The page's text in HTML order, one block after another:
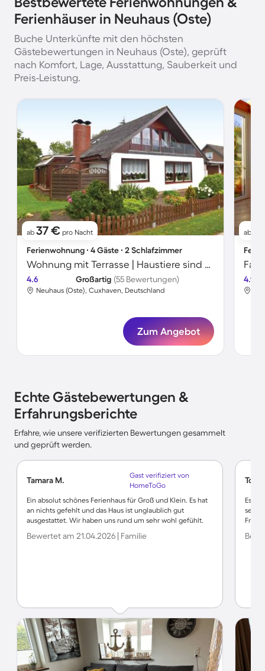
Ferienhäuser in Neuhaus (Oste)
Buche Unterkünfte mit den höchsten
Gästebewertungen in Neuhaus (Oste), geprüft
nach Komfort, Lage, Ausstattung, Sauberkeit und
Preis-Leistung.
ab 37 € pro Nacht
Ferienwohnung ∙ 4 Gäste ∙ 2 Schlafzimmer
Wohnung mit Terrasse | Haustiere sind willkommen
4.6 Großartig (55 Bewertungen)
Neuhaus (Oste), Cuxhaven, Deutschland
Zum Angebot
ab
4.9
Echte Gästebewertungen &
Erfahrungsberichte
Erfahre, wie unsere verifizierten Bewertungen gesammelt
und geprüft werden.
Tamara M.
Gast verifiziert von
HomeToGo
Ein absolut schönes Ferienhaus für Groß und Klein. Es hat
an nichts gefehlt und das Haus ist unglaublich gut
ausgestattet. Wir haben uns rund um sehr wohl gefühlt.
Bewertet am 21.04.2026 | Familie
Es
sehr